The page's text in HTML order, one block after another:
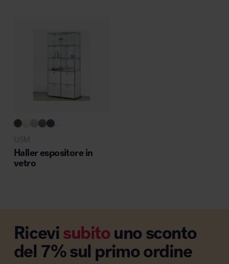
...
USM
Haller espositore in
vetro
Ricevisubitouno sconto
del 7% sul primo ordine